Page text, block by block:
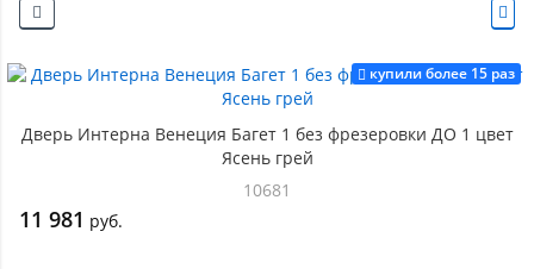
купили более 15 раз
Дверь Интерна Венеция Багет 1 без фрезеровки ДО 1 цвет
Ясень грей
10681
11 981 руб.